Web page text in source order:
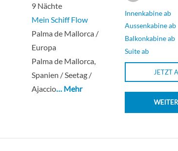
9 Nächte
Mein Schiff Flow
Palma de Mallorca /
Europa
Palma de Mallorca,
Spanien / Seetag /
Ajaccio… Mehr
Innenkabine ab
Aussenkabine ab
Balkonkabine ab
Suite ab
JETZT